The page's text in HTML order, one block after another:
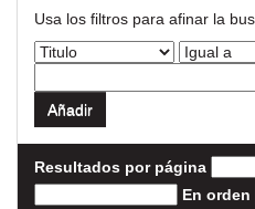
Usa los filtros para afinar la
Resultados por página
En orden